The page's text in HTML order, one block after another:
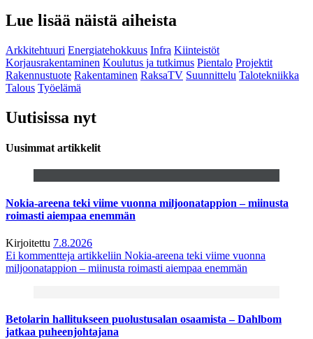
Lue lisää näistä aiheista
Arkkitehtuuri Energiatehokkuus Infra Kiinteistöt
Korjausrakentaminen Koulutus ja tutkimus Pientalo Projektit
Rakennustuote Rakentaminen RaksaTV Suunnittelu Talotekniikka
Talous Työelämä
Uutisissa nyt
Uusimmat artikkelit
Nokia-areena teki viime vuonna miljoonatappion – miinusta
roimasti aiempaa enemmän
Kirjoitettu 7.8.2026
Ei kommentteja artikkeliin Nokia-areena teki viime vuonna
miljoonatappion – miinusta roimasti aiempaa enemmän
Betolarin hallitukseen puolustusalan osaamista – Dahlbom
jatkaa puheenjohtajana